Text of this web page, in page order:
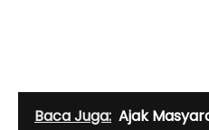
Baca Juga: Ajak